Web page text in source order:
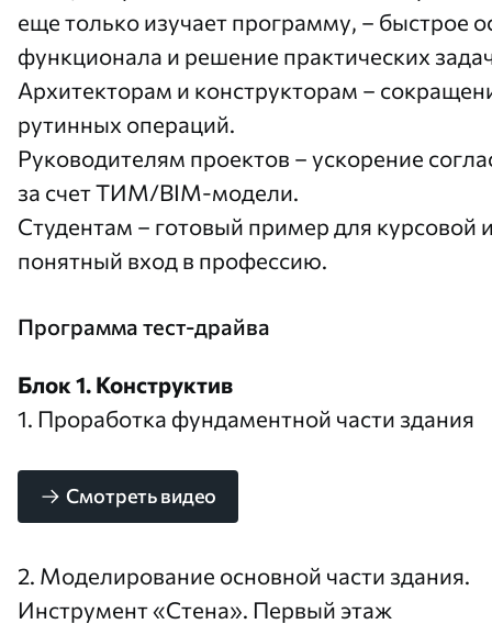
еще только изучает программу, – быстрое
функционала и решение практических
Архитекторам и конструкторам –
рутинных операций.
Руководителям проектов – ускорение
за счет ТИМ/BIM-модели.
Студентам – готовый пример для курсовой
понятный вход в профессию.
Программа тест-драйва
Блок 1. Конструктив
1. Проработка фундаментной части здания
Смотреть видео
2. Моделирование основной части здания.
Инструмент «Стена». Первый этаж